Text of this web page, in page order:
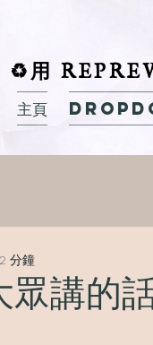
♻️用
主頁
眾講的
分鐘